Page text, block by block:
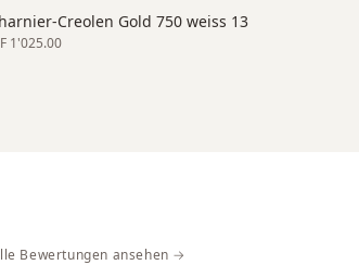
Creolen Gold 750 weiss 13
1'025.00
Bewertungen ansehen →